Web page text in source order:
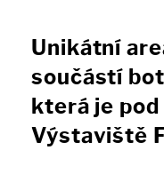
Unikátní
součástí
která je
Výstaviště